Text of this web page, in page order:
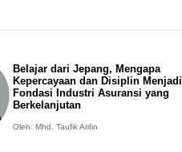
Belajar dari Jepang, Mengapa
Kepercayaan dan Disiplin Menjadi
Fondasi Industri Asuransi yang
Berkelanjutan
Oleh: Mhd. Taufik Arifin